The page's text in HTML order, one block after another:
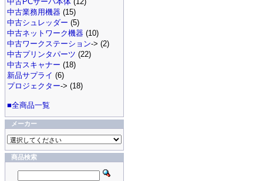
中古業務用機器 (15)
中古シュレッダー (5)
中古ネットワーク機器 (10)
中古ワークステーション-> (2)
中古プリンタパーツ (22)
中古スキャナー (18)
新品サプライ (6)
プロジェクター-> (18)
■全商品一覧
メーカー
商品検索